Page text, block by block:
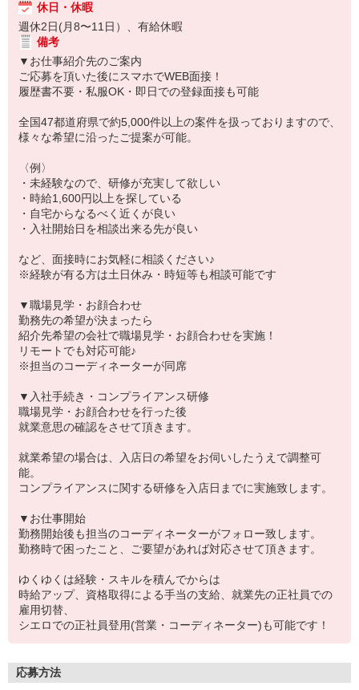
休日・休暇
週休2日(月8〜11日）、有給休暇
備考
▼お仕事紹介先のご案内
ご応募を頂いた後にスマホでWEB面接！
履歴書不要・私服OK・即日での登録面接も可能
全国47都道府県で約5,000件以上の案件を扱っておりますので、
様々な希望に沿ったご提案が可能。
〈例〉
・未経験なので、研修が充実して欲しい
・時給1,600円以上を探している
・自宅からなるべく近くが良い
・入社開始日を相談出来る先が良い
など、面接時にお気軽に相談ください♪
※経験が有る方は土日休み・時短等も相談可能です
▼職場見学・お顔合わせ
勤務先の希望が決まったら
紹介先希望の会社で職場見学・お顔合わせを実施！
リモートでも対応可能♪
※担当のコーディネーターが同席
▼入社手続き・コンプライアンス研修
職場見学・お顔合わせを行った後
就業意思の確認をさせて頂きます。
就業希望の場合は、入店日の希望をお伺いしたうえで調整可
能。
コンプライアンスに関する研修を入店日までに実施致します。
▼お仕事開始
勤務開始後も担当のコーディネーターがフォロー致します。
勤務時で困ったこと、ご要望があれば対応させて頂きます。
ゆくゆくは経験・スキルを積んでからは
時給アップ、資格取得による手当の支給、就業先の正社員での
雇用切替、
シエロでの正社員登用(営業・コーディネーター)も可能です！
応募方法